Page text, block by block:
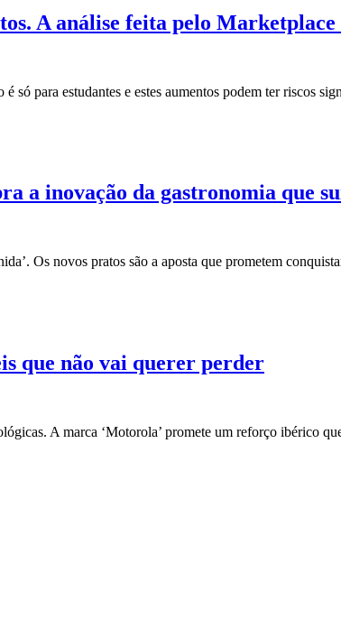
A análise feita pelo
só para estudantes e estes aumentos podem ter riscos
a inovação da gastronomia que
Os novos pratos são a aposta que prometem
que não vai querer perder
A marca ‘Motorola’ promete um reforço ibérico